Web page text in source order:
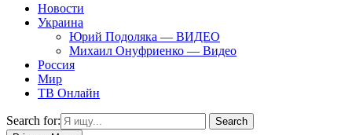
Новости
Украина
Юрий Подоляка — ВИДЕО
Михаил Онуфриенко — Видео
Россия
Мир
ТВ Онлайн
Search for:
Search